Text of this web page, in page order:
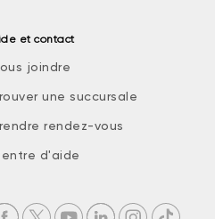
et contact
joindre
une succursale
rendez-vous
d'aide